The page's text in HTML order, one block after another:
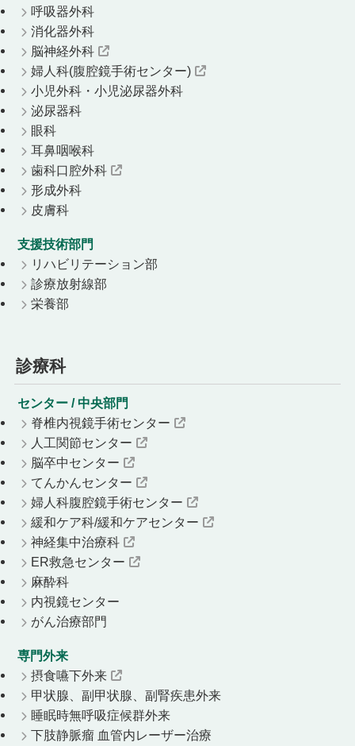
呼吸器外科
消化器外科
脳神経外科
婦人科(腹腔鏡手術センター)
小児外科・小児泌尿器外科
泌尿器科
眼科
耳鼻咽喉科
歯科口腔外科
形成外科
皮膚科
支援技術部門
リハビリテーション部
診療放射線部
栄養部
診療科
センター / 中央部門
脊椎内視鏡手術センター
人工関節センター
脳卒中センター
てんかんセンター
婦人科腹腔鏡手術センター
緩和ケア科/緩和ケアセンター
神経集中治療科
ER救急センター
麻酔科
内視鏡センター
がん治療部門
専門外来
摂食嚥下外来
甲状腺、副甲状腺、副腎疾患外来
睡眠時無呼吸症候群外来
下肢静脈瘤 血管内レーザー治療